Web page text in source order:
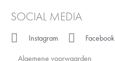
SOCIAL MEDIA
Instagram Facebook
Algemene voorwaarden